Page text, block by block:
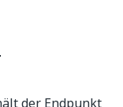
der Endpunkt